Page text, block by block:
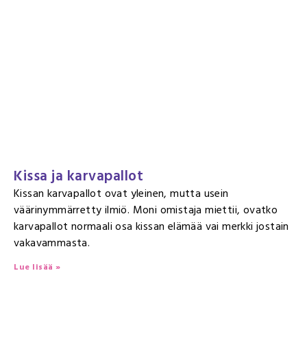
Kissa ja karvapallot
Kissan karvapallot ovat yleinen, mutta usein
väärinymmärretty ilmiö. Moni omistaja miettii, ovatko
karvapallot normaali osa kissan elämää vai merkki jostain
vakavammasta.
Lue lisää »